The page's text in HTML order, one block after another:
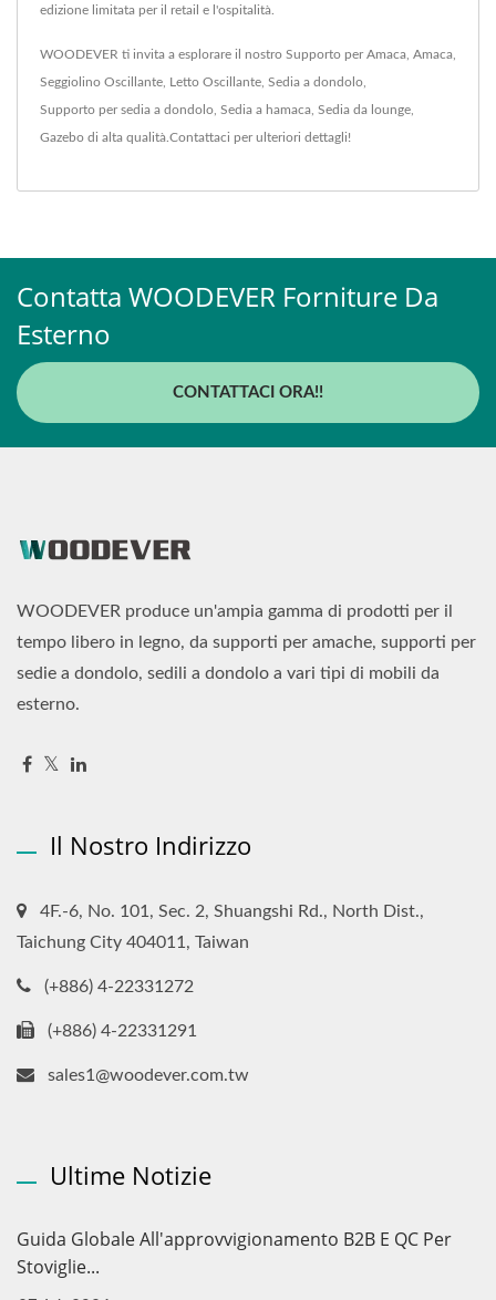
edizione limitata per il retail e l'ospitalità.
WOODEVER ti invita a esplorare il nostro Supporto per Amaca Amaca
Seggiolino Oscillante Letto Oscillante Sedia a dondolo
Supporto per sedia a dondolo Sedia a hamaca Sedia da lounge
Gazebo di alta qualità. Contattaci per ulteriori dettagli!
Contatta WOODEVER Forniture Da
Esterno
CONTATTACI ORA!!
WOODEVER produce un'ampia gamma di prodotti per il
tempo libero in legno, da supporti per amache, supporti per
sedie a dondolo, sedili a dondolo a vari tipi di mobili da
esterno.
Il Nostro Indirizzo
4F.-6, No. 101, Sec. 2, Shuangshi Rd., North Dist.,
Taichung City 404011, Taiwan
(+886) 4-22331272
(+886) 4-22331291
sales1@woodever.com.tw
Ultime Notizie
Guida Globale All'approvvigionamento B2B E QC Per
Stoviglie...